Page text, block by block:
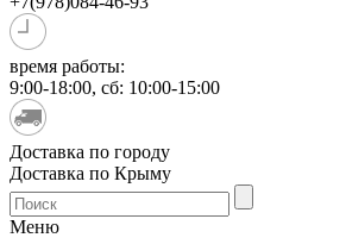
время работы:
9:00-18:00, сб: 10:00-15:00
Доставка по городу
Доставка по Крыму
Меню